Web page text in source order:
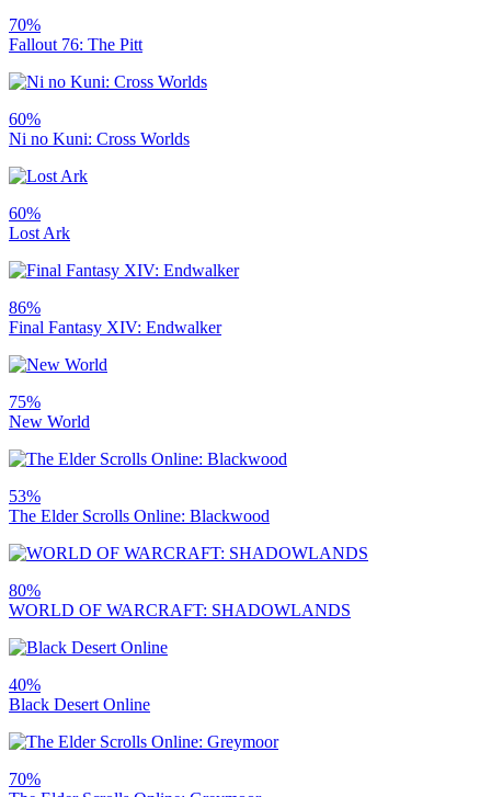
70%
Fallout 76: The Pitt
60%
Ni no Kuni: Cross Worlds
60%
Lost Ark
86%
Final Fantasy XIV: Endwalker
75%
New World
53%
The Elder Scrolls Online: Blackwood
80%
WORLD OF WARCRAFT: SHADOWLANDS
40%
Black Desert Online
70%